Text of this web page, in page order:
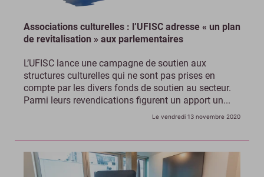
Associations culturelles : l’UFISC adresse « un plan
de revitalisation » aux parlementaires
L’UFISC lance une campagne de soutien aux
structures culturelles qui ne sont pas prises en
compte par les divers fonds de soutien au secteur.
Parmi leurs revendications figurent un apport un...
Le vendredi 13 novembre 2020